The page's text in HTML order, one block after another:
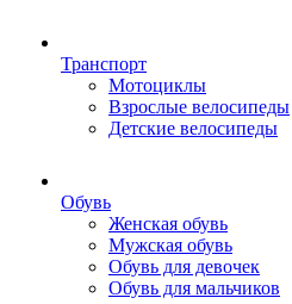
Транспорт
Мотоциклы
Взрослые велосипеды
Детские велосипеды
Обувь
Женская обувь
Мужская обувь
Обувь для девочек
Обувь для мальчиков